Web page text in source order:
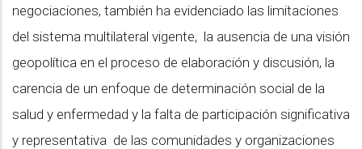
negociaciones, también ha evidenciado las limitaciones
del sistema multilateral vigente, la ausencia de una visión
geopolítica en el proceso de elaboración y discusión, la
carencia de un enfoque de determinación social de la
salud y enfermedad y la falta de participación significativa
y representativa de las comunidades y organizaciones